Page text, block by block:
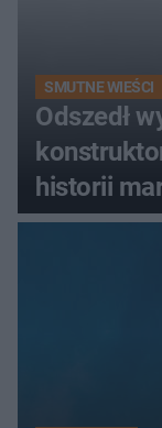
SMUTNE WIEŚCI
Odszedł
historii